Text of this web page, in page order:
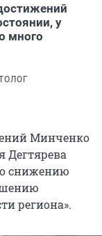
у
много
Минченко
Дегтярева
снижению
региона».